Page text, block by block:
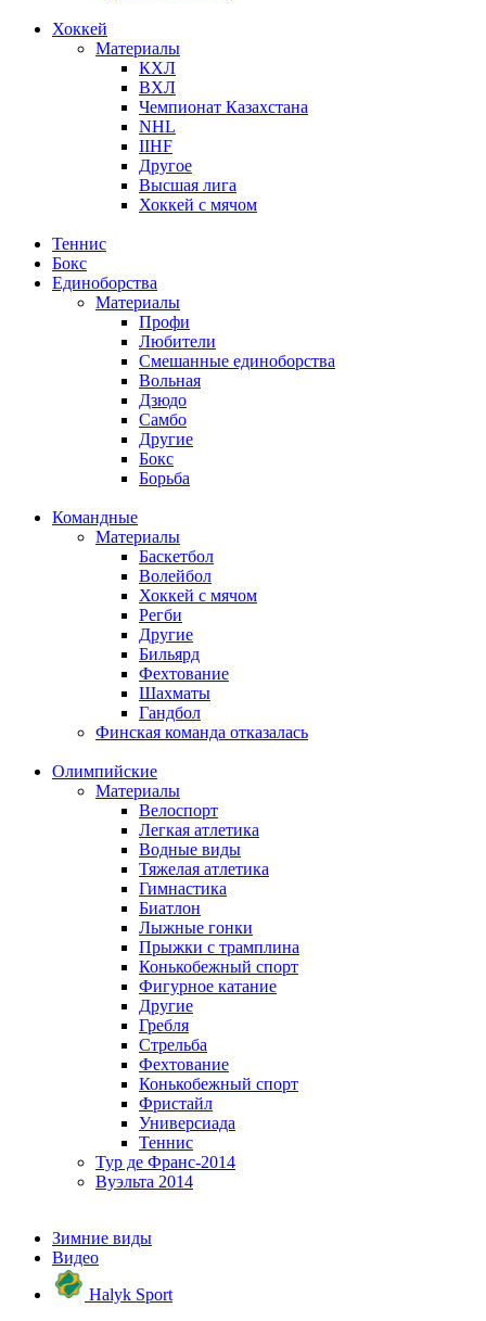
Хоккей
Материалы
КХЛ
ВХЛ
Чемпионат Казахстана
NHL
IIHF
Другое
Высшая лига
Хоккей с мячом
Теннис
Бокс
Единоборства
Материалы
Профи
Любители
Смешанные единоборства
Вольная
Дзюдо
Самбо
Другие
Бокс
Борьба
Командные
Материалы
Баскетбол
Волейбол
Хоккей с мячом
Регби
Другие
Бильярд
Фехтование
Шахматы
Гандбол
Финская команда отказалась
Олимпийские
Материалы
Велоспорт
Легкая атлетика
Водные виды
Тяжелая атлетика
Гимнастика
Биатлон
Лыжные гонки
Прыжки с трамплина
Конькобежный спорт
Фигурное катание
Другие
Гребля
Стрельба
Фехтование
Конькобежный спорт
Фристайл
Универсиада
Теннис
Тур де Франс-2014
Вуэльта 2014
Зимние виды
Видео
Halyk Sport